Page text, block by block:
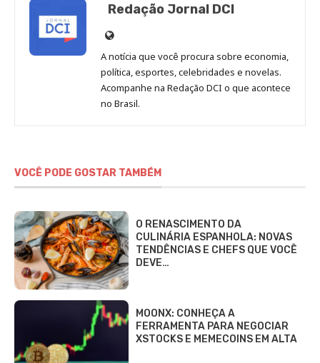
Redação Jornal DCI
Site
de
Redação
Jornal
DCI
A notícia que você procura sobre economia,
política, esportes, celebridades e novelas.
Acompanhe na Redação DCI o que acontece
no Brasil.
VOCÊ PODE GOSTAR TAMBÉM
O RENASCIMENTO DA
CULINÁRIA ESPANHOLA: NOVAS
TENDÊNCIAS E CHEFS QUE VOCÊ
DEVE…
MOONX: CONHEÇA A
FERRAMENTA PARA NEGOCIAR
XSTOCKS E MEMECOINS EM ALTA